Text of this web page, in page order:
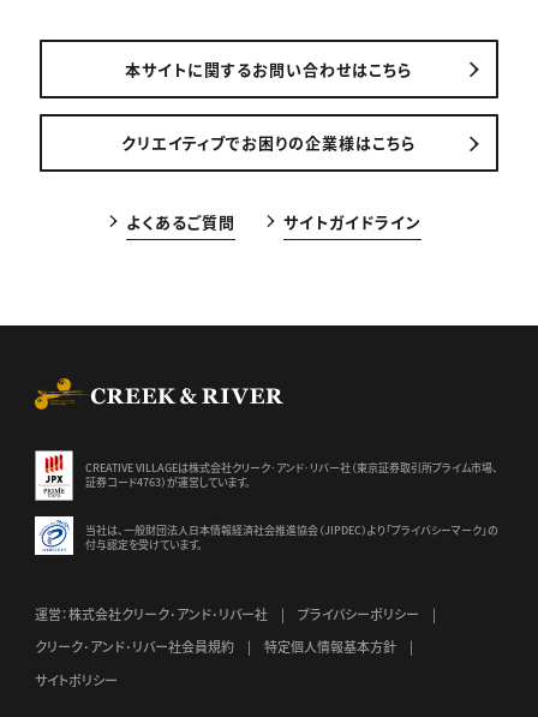
本サイトに関するお問い合わせはこちら
クリエイティブでお困りの企業様はこちら
よくあるご質問 サイトガイドライン
CREATIVE VILLAGEは株式会社クリーク･アンド･リバー社（東京証券取引所プライム市場、
証券コード4763）が運営しています。
当社は、一般財団法人日本情報経済社会推進協会（JIPDEC）より 「プライバシーマーク」の
付与認定を受けています。
運営：株式会社クリーク･アンド･リバー社
プライバシーポリシー
クリーク･アンド･リバー社会員規約
特定個人情報基本方針
サイトポリシー